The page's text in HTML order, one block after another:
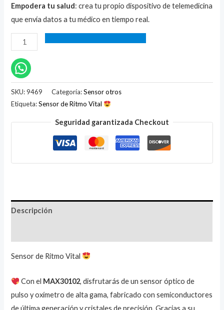
Empodera tu salud: crea tu propio dispositivo de telemedicina
que envía datos a tu médico en tiempo real.
SKU:9469 Categoría:Sensor otros
Etiqueta:Sensor de Ritmo Vital
Seguridad garantizada Checkout
Descripción
Sensor de Ritmo Vital
Con el MAX30102, disfrutarás de un sensor óptico de
pulso y oxímetro de alta gama, fabricado con semiconductores